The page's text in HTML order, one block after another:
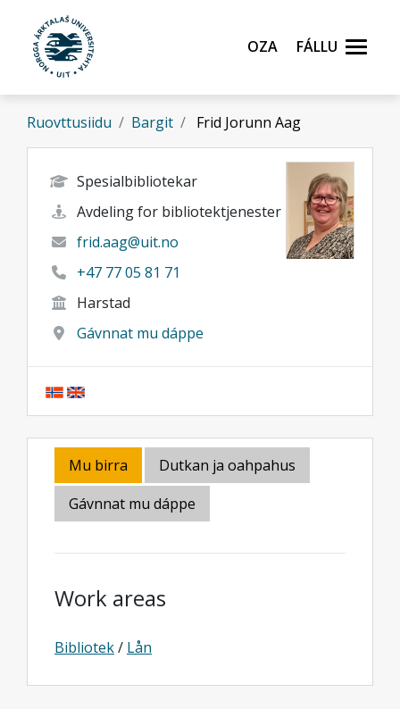
Gå til hovedinnhold
Oza
Fállu
Ruovttusiidu Bargit Frid Jorunn Aag
Spesialbibliotekar
Avdeling for bibliotektjenester
frid.aag@uit.no
+47 77 05 81 71
Harstad
Gávnnat mu dáppe
Mu birra
Dutkan ja oahpahus
Gávnnat mu dáppe
Work areas
Bibliotek/ Lån